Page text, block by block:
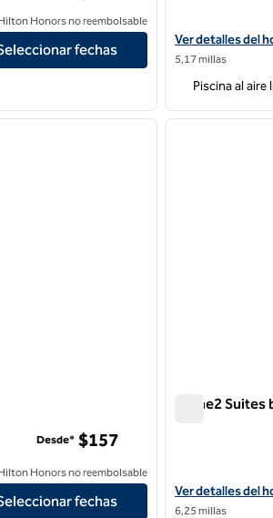
Hilton Cypress Orange County
Honors no reembolsable
fechas
Ver detalles del
Ver detalles del
5,17 millas
Piscina al aire
siguiente imagen
Resort
Desde* $157
Honors no reembolsable
fechas
1 de 12
Home2
Ver detalles del
Ver detalles del
6,25 millas